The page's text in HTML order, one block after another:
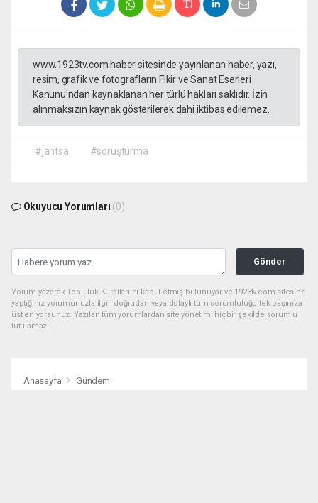
www.1923tv.com haber sitesinde yayınlanan haber, yazı,
resim, grafik ve fotografların Fikir ve Sanat Eserleri
Kanunu’ndan kaynaklanan her türlü hakları saklıdır. İzin
alınmaksızın kaynak gösterilerek dahi iktibas edilemez.
#jantsa #soruşturma
Okuyucu Yorumları (0)
Gönder
Yorum yazarak Topluluk Kuralları’nı kabul etmiş bulunuyor ve 1923tv.com sitesine
yaptığınız yorumunuzla ilgili doğrudan veya dolaylı tüm sorumluluğu tek başınıza
üstleniyorsunuz. Yazılan tüm yorumlardan site yönetimi hiçbir şekilde sorumlu
tutulamaz.
Anasayfa Gündem